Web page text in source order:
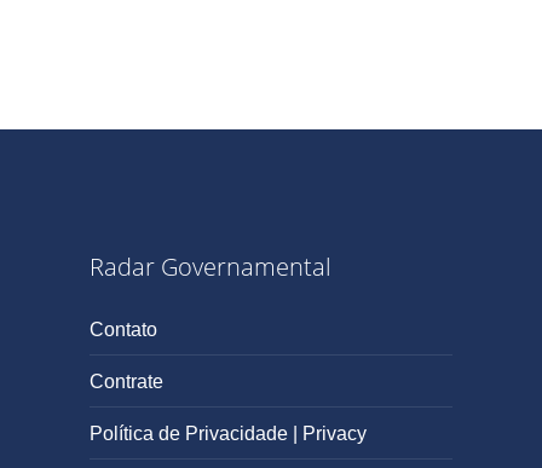
Radar Governamental
Contato
Contrate
Política de Privacidade | Privacy